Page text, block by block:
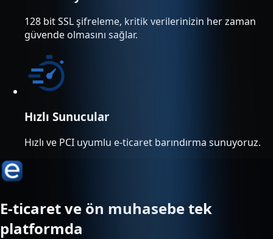
128 bit SSL şifreleme, kritik verilerinizin her zaman
güvende olmasını sağlar.
Hızlı Sunucular
Hızlı ve PCI uyumlu e-ticaret barındırma sunuyoruz.
E-ticaret ve ön muhasebe tek
platformda